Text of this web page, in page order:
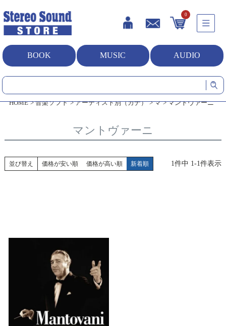
0
BOOK MUSIC AUDIO
HOME 音楽ソフト アーティスト別（カナ） マ マントヴァーニ
マントヴァーニ
並び替え 価格が安い順 価格が高い順 新着順 1件中 1-1件表示